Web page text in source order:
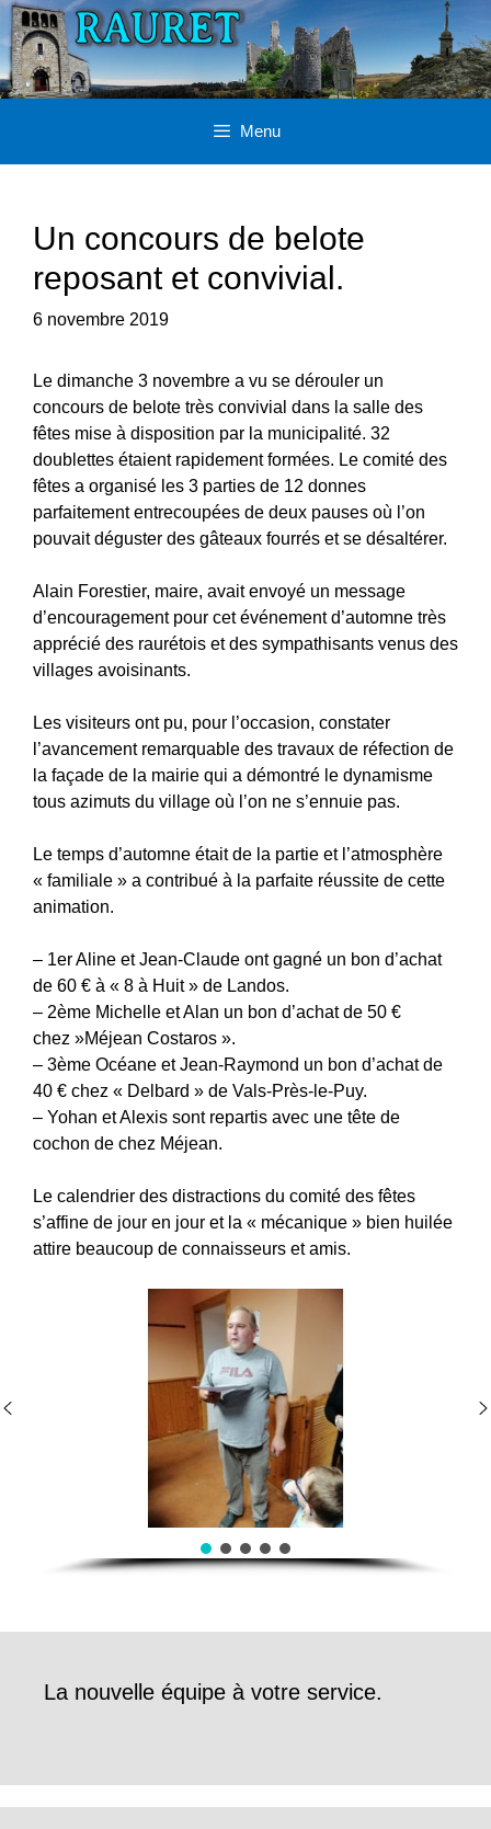
Aller
au
contenu
Menu
Un concours de belote
reposant et convivial.
6 novembre 2019
Le dimanche 3 novembre a vu se dérouler un
concours de belote très convivial dans la salle des
fêtes mise à disposition par la municipalité. 32
doublettes étaient rapidement formées. Le comité des
fêtes a organisé les 3 parties de 12 donnes
parfaitement entrecoupées de deux pauses où l’on
pouvait déguster des gâteaux fourrés et se désaltérer.
Alain Forestier, maire, avait envoyé un message
d’encouragement pour cet événement d’automne très
apprécié des raurétois et des sympathisants venus des
villages avoisinants.
Les visiteurs ont pu, pour l’occasion, constater
l’avancement remarquable des travaux de réfection de
la façade de la mairie qui a démontré le dynamisme
tous azimuts du village où l’on ne s’ennuie pas.
Le temps d’automne était de la partie et l’atmosphère
« familiale » a contribué à la parfaite réussite de cette
animation.
– 1er Aline et Jean-Claude ont gagné un bon d’achat
de 60 € à « 8 à Huit » de Landos.
– 2ème Michelle et Alan un bon d’achat de 50 €
chez »Méjean Costaros ».
– 3ème Océane et Jean-Raymond un bon d’achat de
40 € chez « Delbard » de Vals-Près-le-Puy.
– Yohan et Alexis sont repartis avec une tête de
cochon de chez Méjean.
Le calendrier des distractions du comité des fêtes
s’affine de jour en jour et la « mécanique » bien huilée
attire beaucoup de connaisseurs et amis.
La nouvelle équipe à votre service.